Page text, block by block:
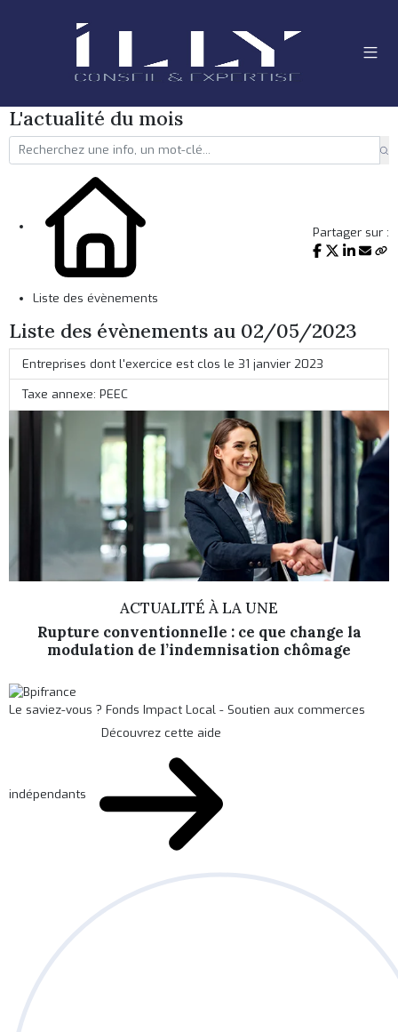
L'actualité du mois
Liste des évènements
Partager sur :
Liste des évènements au 02/05/2023
Entreprises dont l'exercice est clos le 31 janvier 2023
Taxe annexe: PEEC
ACTUALITÉ À LA UNE
Rupture conventionnelle : ce que change la
modulation de l’indemnisation chômage
Le saviez-vous ?Fonds Impact Local - Soutien aux commerces
indépendants
Découvrez cette aide